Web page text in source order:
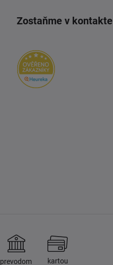
Zostaňme v kontakte
prevodom kartou